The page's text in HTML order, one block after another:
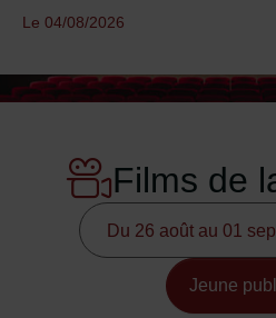
Le 04/08/2026
Films de
Jeune